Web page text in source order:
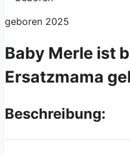
geboren 2025
Baby Merle ist
Ersatzmama
Beschreibung: